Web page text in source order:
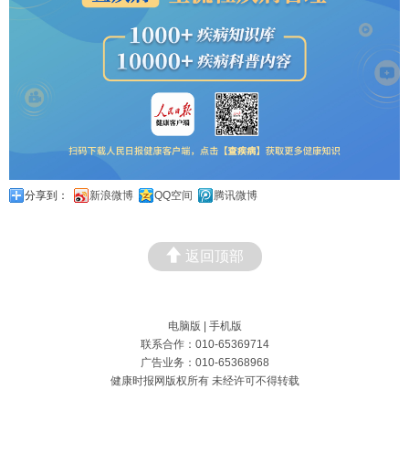
分享到： 新浪微博 QQ空间 腾讯微博
返回顶部
电脑版 | 手机版
联系合作：010-65369714
广告业务：010-65368968
健康时报网版权所有 未经许可不得转载